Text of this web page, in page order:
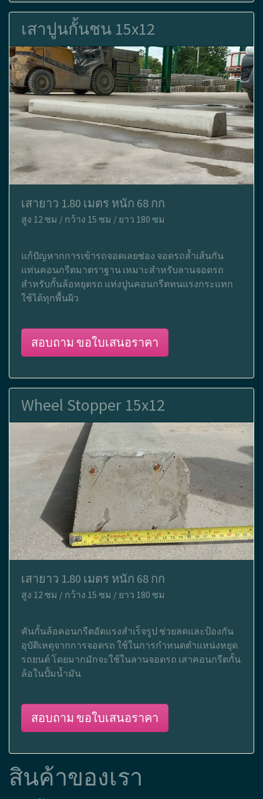
เสาปูนกั้นชน 15x12
เสายาว 1.80 เมตร หนัก 68 กก
สูง 12 ซม / กว้าง 15 ซม / ยาว 180 ซม
แก้ปัญหากการเข้ารถจอดเลยช่อง จอดรถล้ำเส้นกัน
แท่นคอนกรีตมาตราฐาน เหมาะสำหรับลานจอดรถ
สำหรับกั้นล้อหยุดรถ แท่งปูนคอนกรีตทนแรงกระแทก
ใช้ได้ทุกพื้นผิว
สอบถาม ขอใบเสนอราคา
Wheel Stopper 15x12
เสายาว 1.80 เมตร หนัก 68 กก
สูง 12 ซม / กว้าง 15 ซม / ยาว 180 ซม
คันกั้นล้อคอนกรีตอัดแรงสำเร็จรูป ช่วยลดและป้องกัน
อุบัติเหตุจากการจอดรถ ใช้ในการกำหนดตำแหน่งหยุด
รถยนต์ โดยมากมักจะใช้ในลานจอดรถ เสาคอนกรีตกั้น
ล้อในปั้มน้ำมัน
สอบถาม ขอใบเสนอราคา
สินค้าของเรา